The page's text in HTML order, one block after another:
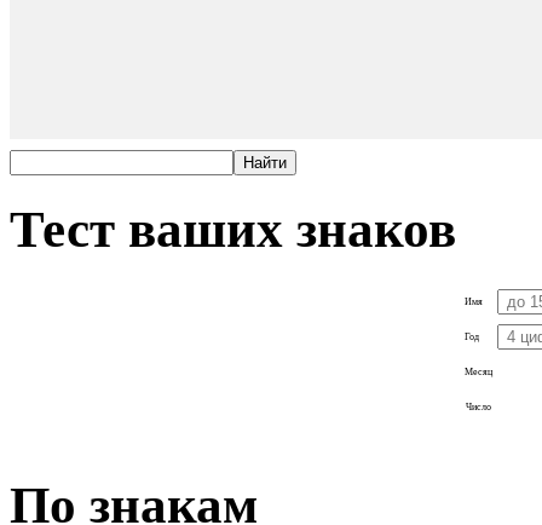
Тест ваших знаков
Имя
Год
Месяц
Число
По знакам